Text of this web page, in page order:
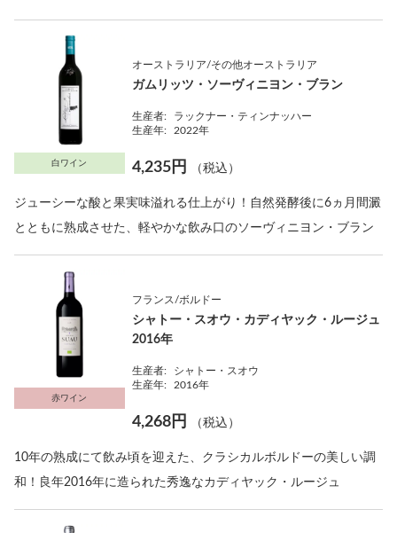
白ワイン
オーストラリア/その他オーストラリア
ガムリッツ・ソーヴィニヨン・ブラン
生産者:
ラックナー・ティンナッハー
生産年:
2022年
4,235円 （税込）
ジューシーな酸と果実味溢れる仕上がり！自然発酵後に6ヵ月間澱
とともに熟成させた、軽やかな飲み口のソーヴィニヨン・ブラン
赤ワイン
フランス/ボルドー
シャトー・スオウ・カディヤック・ルージュ
2016年
生産者:
シャトー・スオウ
生産年:
2016年
4,268円 （税込）
10年の熟成にて飲み頃を迎えた、クラシカルボルドーの美しい調
和！良年2016年に造られた秀逸なカディヤック・ルージュ